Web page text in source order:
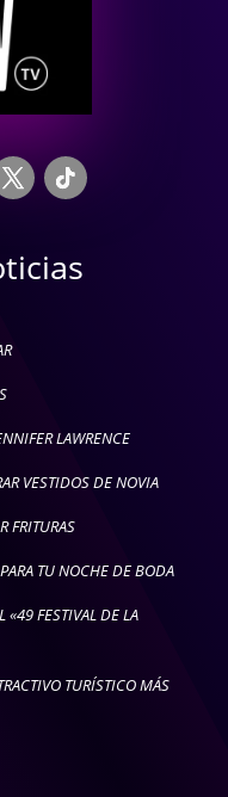
LAWRENCE
VESTIDOS DE NOVIA
FRITURAS
TU NOCHE DE BODA
«49 FESTIVAL DE LA
TURÍSTICO MÁS